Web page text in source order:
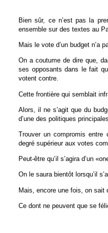
Bien sûr, ce n’est pas la
ensemble sur des textes au
Mais le vote d’un budget n’a
On a coutume de dire que,
ses opposants dans le fait
votent contre.
Cette frontière qui semblait
Alors, il ne s’agit que du
d’une des politiques
Trouver un compromis
degré supérieur aux votes
Peut-être qu’il s’agira d’un
On le saura bientôt lorsqu’il
Mais, encore une fois, on sait
Ce dont ne peuvent que se